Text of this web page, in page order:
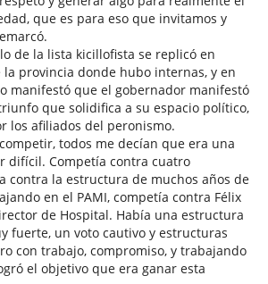
que es para eso que invitamos y
de la lista kicillofista se replicó en
provincia donde hubo internas, y en
manifestó que el gobernador manifestó
que solidifica a su espacio político,
los afiliados del peronismo.
todos me decían que era una
difícil. Competía contra cuatro
contra la estructura de muchos años de
en el PAMI, competía contra Félix
de Hospital. Había una estructura
fuerte, un voto cautivo y estructuras
con trabajo, compromiso, y trabajando
el objetivo que era ganar esta